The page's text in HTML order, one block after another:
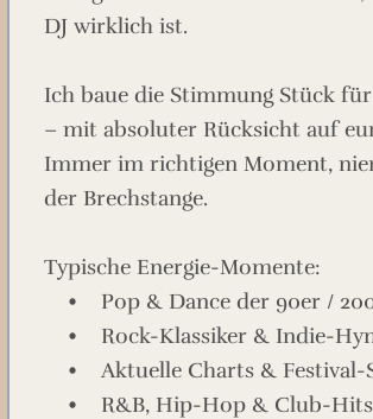
DJ wirklich ist.
Ich baue die Stimmung Stück
– mit absoluter Rücksicht auf
Immer im richtigen Moment,
der Brechstange.
Typische Energie-Momente:
• Pop & Dance der 90er /
• Rock-Klassiker & Indie-
• Aktuelle Charts & Festival-
• R&B, Hip-Hop & Club-Hits